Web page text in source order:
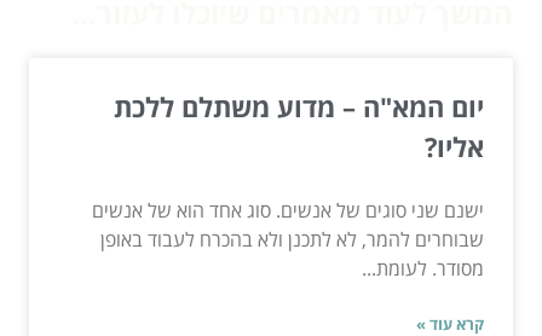
יום המא"ה – מדוע משתלם ללכת
אליו?
ישנם שני סוגים של אנשים. סוג אחד הוא של אנשים
שבוחרים להמר, לא לתכנן ולא בהכרח לעבוד באופן
מסודר. לעומת...
קרא עוד »